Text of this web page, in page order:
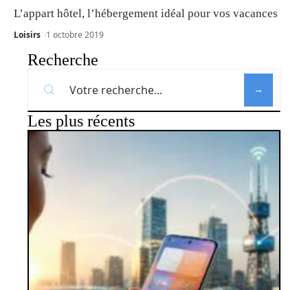
L’appart hôtel, l’hébergement idéal pour vos vacances
Loisirs 1 octobre 2019
Recherche
Les plus récents